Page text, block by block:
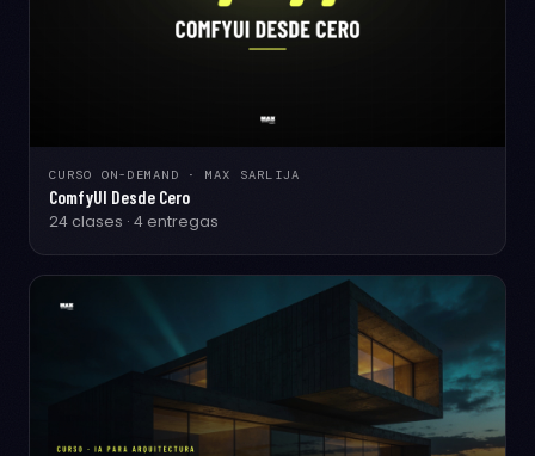
CURSO ON-DEMAND · MAX SARLIJA
ComfyUI Desde Cero
24 clases · 4 entregas